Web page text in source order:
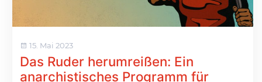
15. Mai 2023
Das Ruder herumreißen: Ein
anarchistisches Programm für